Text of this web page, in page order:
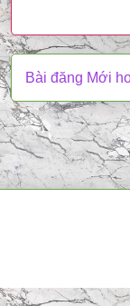
Bài đăng Mới